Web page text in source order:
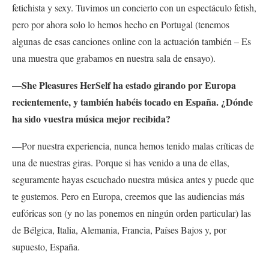
fetichista y sexy. Tuvimos un concierto con un espectáculo fetish,
pero por ahora solo lo hemos hecho en Portugal (tenemos
algunas de esas canciones online con la actuación también – Es
una muestra que grabamos en nuestra sala de ensayo).
—She Pleasures HerSelf ha estado girando por Europa
recientemente, y también habéis tocado en España. ¿Dónde
ha sido vuestra música mejor recibida?
—Por nuestra experiencia, nunca hemos tenido malas críticas de
una de nuestras giras. Porque si has venido a una de ellas,
seguramente hayas escuchado nuestra música antes y puede que
te gustemos. Pero en Europa, creemos que las audiencias más
eufóricas son (y no las ponemos en ningún orden particular) las
de Bélgica, Italia, Alemania, Francia, Países Bajos y, por
supuesto, España.